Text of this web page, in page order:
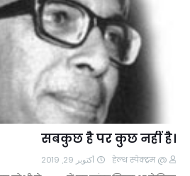
सबकुछ है पर कुछ नहीं है।
@ हेल्थ स्पेक्ट्रम أكتوبر 29, 2019